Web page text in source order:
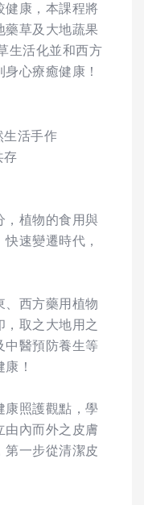
健康，本課程將
藥草及大地蔬果
生活化並和西方
心療癒健康！
生活手作
存
，植物的食用與
速變遷時代，
、西方藥用植物
取之大地用之
中醫預防養生等
！
康照護觀點，學
由內而外之皮膚
第一步從清潔皮